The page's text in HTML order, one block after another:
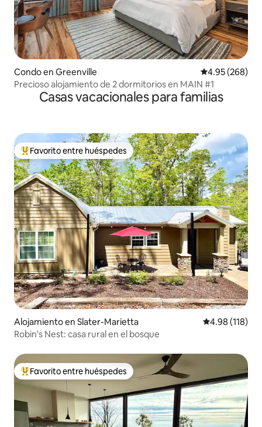
Condo en Greenville Calificación
4.95 (268)
Precioso alojamiento de 2 dormitorios en MAIN #1
Casas vacacionales para familias
Favorito entre huéspedes preferido
Favorito entre huéspedes
Alojamiento en Slater-Marietta Calificación
4.98 (118)
Robin's Nest: casa rural en el bosque
Favorito entre huéspedes preferido
Favorito entre huéspedes